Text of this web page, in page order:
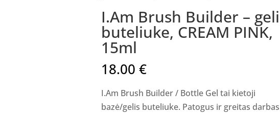
I.Am Brush Builder –
buteliuke, CREAM PINK,
15ml
18.00€
I.Am Brush Builder / Bottle Gel tai kietoji
bazė/gelis buteliuke. Patogus ir greitas